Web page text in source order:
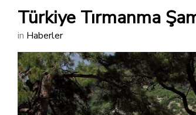
Türkiye Tırmanma
in Haberler